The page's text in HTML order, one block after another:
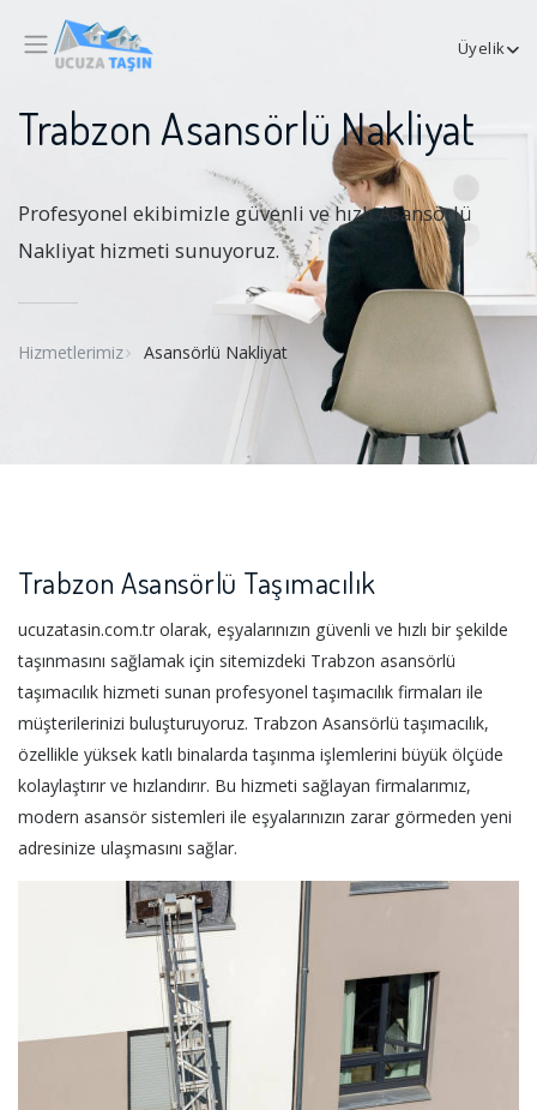
Üyelik
Trabzon Asansörlü Nakliyat
Profesyonel ekibimizle güvenli ve hızlı Asansörlü
Nakliyat hizmeti sunuyoruz.
Hizmetlerimiz Asansörlü Nakliyat
Trabzon Asansörlü Taşımacılık
ucuzatasin.com.tr olarak, eşyalarınızın güvenli ve hızlı bir şekilde
taşınmasını sağlamak için sitemizdeki Trabzon asansörlü
taşımacılık hizmeti sunan profesyonel taşımacılık firmaları ile
müşterilerinizi buluşturuyoruz. Trabzon Asansörlü taşımacılık,
özellikle yüksek katlı binalarda taşınma işlemlerini büyük ölçüde
kolaylaştırır ve hızlandırır. Bu hizmeti sağlayan firmalarımız,
modern asansör sistemleri ile eşyalarınızın zarar görmeden yeni
adresinize ulaşmasını sağlar.